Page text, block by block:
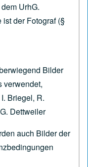
UrhG.
der Fotograf (§
Bilder
verwendet,
Briegel, R.
Dettweiler
auch Bilder der